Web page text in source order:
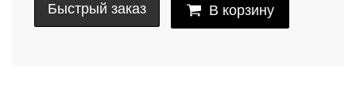
Быстрый заказ В корзину